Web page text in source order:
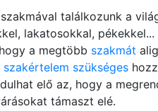
találkozunk a
lakatosokkal,
a megtöbb szakmát
szakértelem szükséges
elő az, hogy a
támaszt elé.